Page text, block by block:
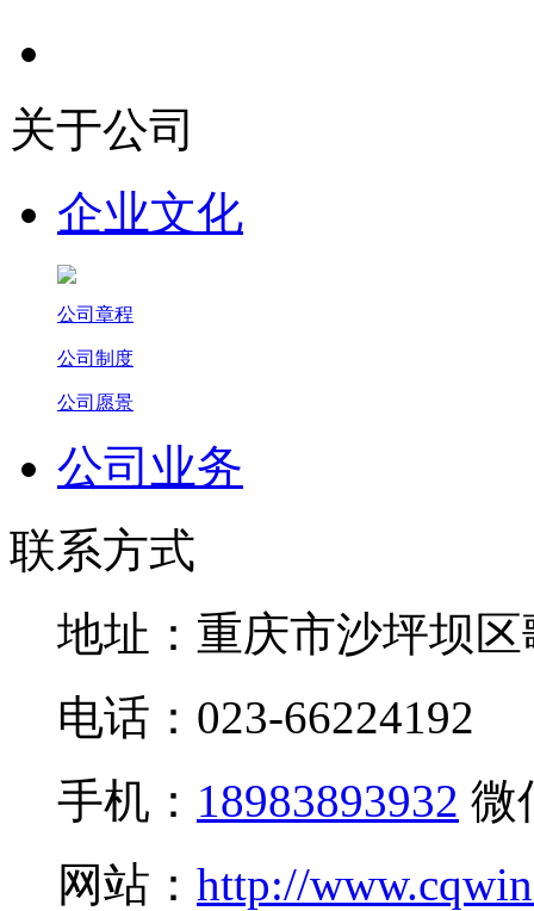
关于公司
企业文化
公司章程
公司制度
公司愿景
公司业务
联系方式
地址：重庆市沙坪坝
电话：023-66224192
手机： 18983893932 微
网站： http://